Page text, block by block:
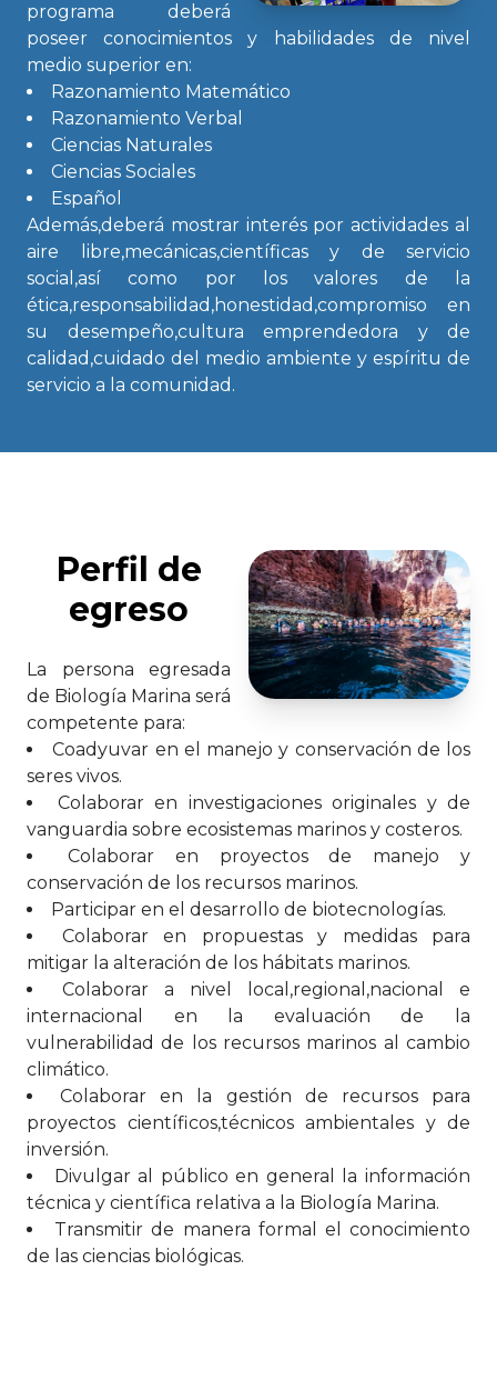
programa deberá
poseer conocimientos y habilidades de nivel
medio superior en:
Razonamiento Matemático
Razonamiento Verbal
Ciencias Naturales
Ciencias Sociales
Español
Además,deberá mostrar interés por actividades al
aire libre,mecánicas,científicas y de servicio
social,así como por los valores de la
ética,responsabilidad,honestidad,compromiso en
su desempeño,cultura emprendedora y de
calidad,cuidado del medio ambiente y espíritu de
servicio a la comunidad.
Perfil de
egreso
La persona egresada
de Biología Marina será
competente para:
Coadyuvar en el manejo y conservación de los
seres vivos.
Colaborar en investigaciones originales y de
vanguardia sobre ecosistemas marinos y costeros.
Colaborar en proyectos de manejo y
conservación de los recursos marinos.
Participar en el desarrollo de biotecnologías.
Colaborar en propuestas y medidas para
mitigar la alteración de los hábitats marinos.
Colaborar a nivel local,regional,nacional e
internacional en la evaluación de la
vulnerabilidad de los recursos marinos al cambio
climático.
Colaborar en la gestión de recursos para
proyectos científicos,técnicos ambientales y de
inversión.
Divulgar al público en general la información
técnica y científica relativa a la Biología Marina.
Transmitir de manera formal el conocimiento
de las ciencias biológicas.